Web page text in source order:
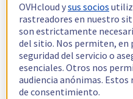
OVHcloud ysus socios
rastreadores en nuestro
son estrictamente
del sitio. Nos permiten,
seguridad del servicio o
esenciales. Otros nos
audiencia anónimas.
de consentimiento.